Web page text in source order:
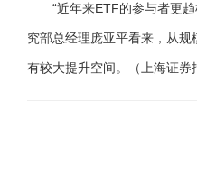
“近年来ETF的参与者更趋
究部总经理庞亚平看来，从
有较大提升空间。（上海证券